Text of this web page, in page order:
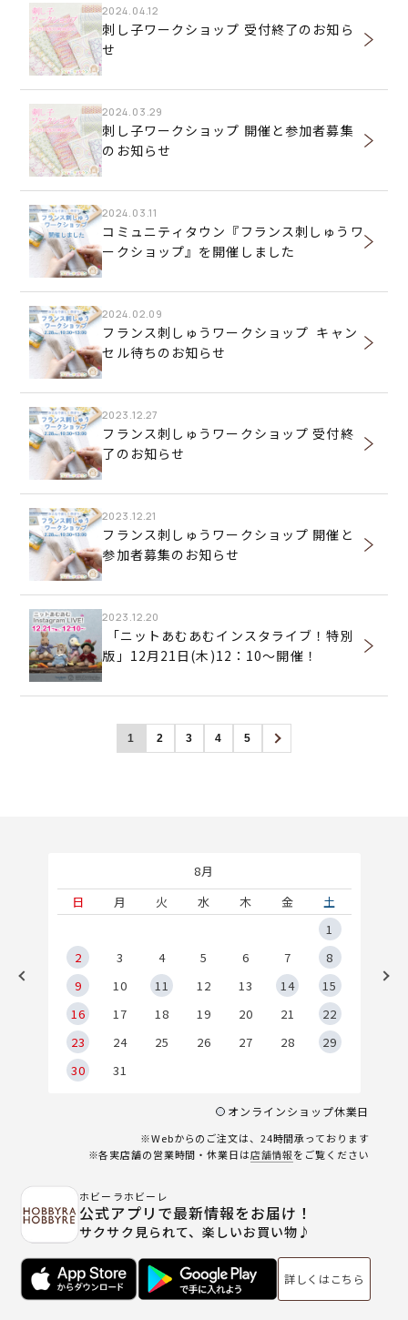
2024.04.12
刺し子ワークショップ 受付終了のお知ら
せ
2024.03.29
刺し子ワークショップ 開催と参加者募集
のお知らせ
2024.03.11
コミュニティタウン『フランス刺しゅうワ
ークショップ』を開催しました
2024.02.09
フランス刺しゅうワークショップ キャン
セル待ちのお知らせ
2023.12.27
フランス刺しゅうワークショップ 受付終
了のお知らせ
2023.12.21
フランス刺しゅうワークショップ 開催と
参加者募集のお知らせ
2023.12.20
「ニットあむあむインスタライブ！特別
版」12月21日(木)12：10～開催！
1 2 3 4 5
8月
日
月 火 水 木 金
土
1
2
3 4 5 6 7
8
9
10 11 12 13 14
15
16
17 18 19 20 21
22
23
24 25 26 27 28
29
30
31
オンラインショップ休業日
※Webからのご注文は、24時間承っております
※各実店舗の営業時間・休業日は店舗情報をご覧ください
ホビーラホビーレ
公式アプリで最新情報をお届け！
サクサク見られて、楽しいお買い物♪
詳しくはこちら